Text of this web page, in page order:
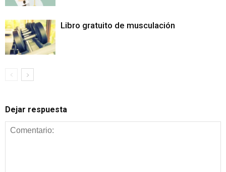
Libro gratuito de musculación
Dejar respuesta